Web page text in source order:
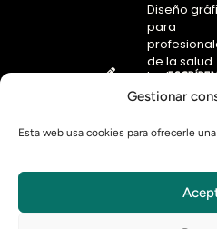
Gestionar
Esta web usa cookies para ofrecerle
Diseño
para
de la salud
del marketing y diseño gráfico
con una presencia